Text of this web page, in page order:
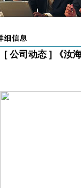
[ 公司动态 ] 《汝